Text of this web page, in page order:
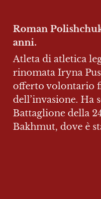
Roman
anni.
Atleta di atletica
rinomata Iryna
offerto volontario
dell’invasione. Ha
Battaglione della
Bakhmut, dove è